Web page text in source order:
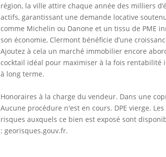
région, la ville attire chaque année des milliers
actifs, garantissant une demande locative
comme Michelin ou Danone et un tissu de PME
son économie, Clermont bénéficie d’une
Ajoutez à cela un marché immobilier encore
cocktail idéal pour maximiser à la fois rentabilité
à long terme.
Honoraires à la charge du vendeur. Dans une
Aucune procédure n'est en cours. DPE vierge.
risques auxquels ce bien est exposé sont
: georisques.gouv.fr.